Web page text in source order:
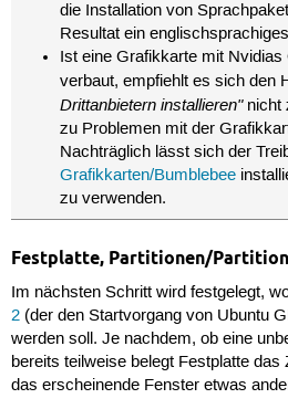
die Installation von
Resultat ein
Ist eine Grafikkarte mit Nvidias
verbaut, empfiehlt es sich den
Drittanbietern installieren"nicht
zu Problemen mit der
Nachträglich lässt sich der
Grafikkarten/Bumblebee
zu verwenden.
Festplatte, Partitionen/
Im nächsten Schritt wird festgelegt,
2(der den Startvorgang von Ubuntu
werden soll. Je nachdem, ob eine
bereits teilweise belegt Festplatte das
das erscheinende Fenster etwas